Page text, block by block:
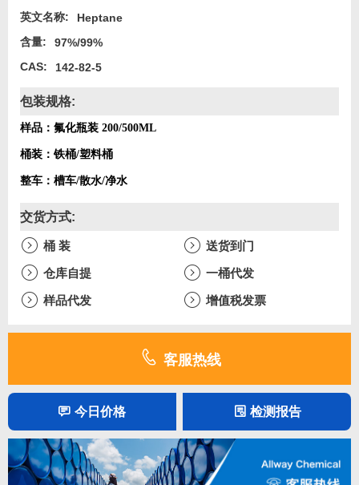
英文名称:
Heptane
含量:
97%/99%
CAS:
142-82-5
包装规格:
样品：氟化瓶装 200/500ML
桶装：铁桶/塑料桶
整车：槽车/散水/净水
交货方式:
桶 装
送货到门
仓库自提
一桶代发
样品代发
增值税发票
客服热线
今日价格 检测报告